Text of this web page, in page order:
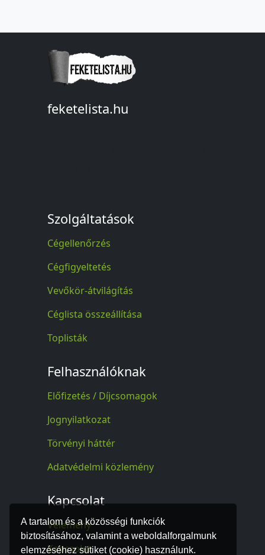
A tartalom és a közösségi funkciók
biztosításához, valamint a weboldalforgalmunk
elemzéséhez sütiket (cookie) használunk.
feketelista.hu
Szolgáltatások
Cégellenőrzés
Cégfigyeltetés
Vevőkör-átvilágítás
Céglista összeállítása
Toplisták
Felhasználóknak
Előfizetés / Díjcsomagok
Jognyilatkozat
Törvényi háttér
Adatvédelmi közlemény
Kapcsolat
Vélemény
Kapcsolat